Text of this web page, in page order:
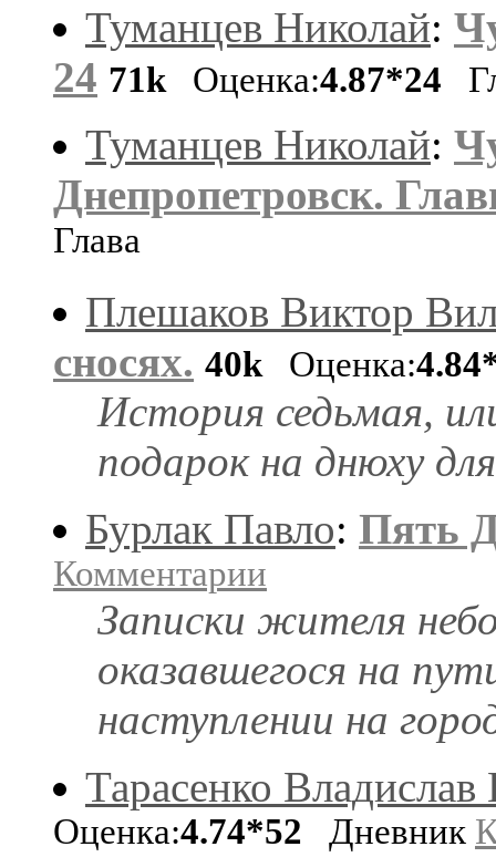
Туманцев Николай:
24 71k Оценка:4.87*24
Туманцев Николай:
Днепропетровск.
Глава
Плешаков Виктор
сносях. 40k Оценка:
История седьмая,
подарок на днюху
Бурлак Павло: Пять
Комментарии
Записки жителя
оказавшегося на
наступлении на
Тарасенко
Оценка:4.74*52 Дневник